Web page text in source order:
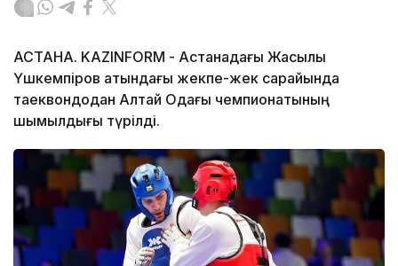
АСТАНА. KAZINFORM - Астанадағы Жақсылық
Үшкемпіров атындағы жекпе-жек сарайында
таеквондодан Алтай Одағы чемпионатының
шымылдығы түрілді.